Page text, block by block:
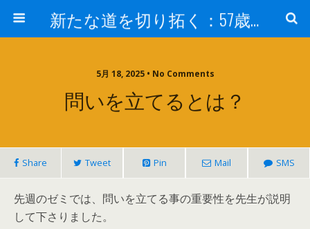
新たな道を切り拓く：57歳男性、大学院の授業室から
5月 18, 2025 • No Comments
問いを立てるとは？
Share Tweet Pin Mail SMS
先週のゼミでは、問いを立てる事の重要性を先生が説明
して下さりました。